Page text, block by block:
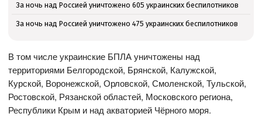
За ночь над Россией уничтожено 605 украинских беспилотников
За ночь над Россией уничтожено 475 украинских беспилотников
В том числе украинские БПЛА уничтожены над
территориями Белгородской, Брянской, Калужской,
Курской, Воронежской, Орловской, Смоленской, Тульской,
Ростовской, Рязанской областей, Московского региона,
Республики Крым и над акваторией Чёрного моря.